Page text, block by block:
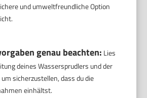
und umweltfreundliche Option
genau beachten: Lies
deines Wassersprudlers und der
sicherzustellen, dass du die
einhältst.